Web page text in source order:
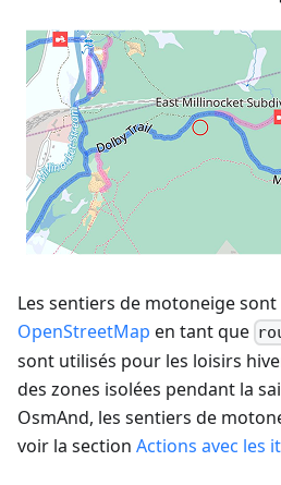
Les sentiers de motoneige
OpenStreetMap en tant que
sont utilisés pour les loisirs
des zones isolées pendant la
OsmAnd, les sentiers de
voir la section Actions avec les